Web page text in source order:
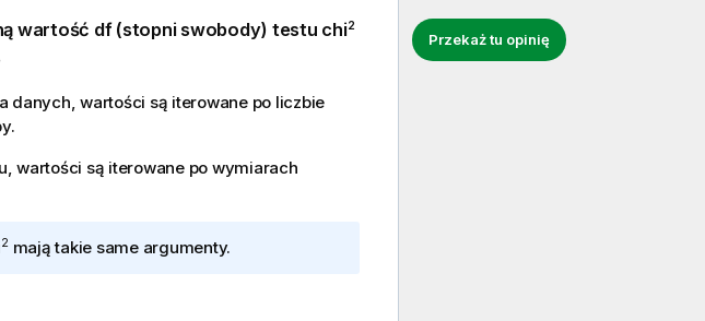
Przekaż tu opinię
wartość df (stopni swobody) testu chi2
danych, wartości są iterowane po liczbie
wartości są iterowane po wymiarach
2 mają takie same argumenty.